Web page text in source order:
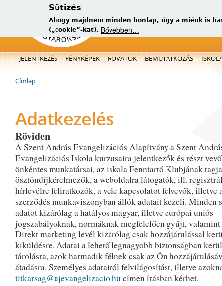
Sütizés
Ahogy majdnem minden honlap, úgy a miénk is
(„cookie”-kat). Bővebben…
új,
Főmenü
JELENTKEZÉS FÉNYKÉPEK ROVATOK BEMUTATKOZÁS
Jelenlegi hely
Címlap
Adatkezelés
Röviden
A Szent András Evangelizációs Alapítvány a Szent
Evangelizációs Iskola kurzusaira jelentkezők és részt
önkéntes munkatársai, az iskola Fenntartó Klubjának
ösztöndíjkérelmezők, a weboldalra látogatók, ill.
hírlevélre feliratkozók, a vele kapcsolatot felvevők, illetve
szerződés munkaviszonyban állók adatait kezeli. Minden
adatot kizárólag a hatályos magyar, illetve európai uniós
jogszabályoknak, normáknak megfelelően gyűjt, valamint
Direkt marketing levél kizárólag csak hozzájárulással
kiküldésre. Adatai a lehető legnagyobb biztonságban
tárolásra, azok harmadik félnek csak az Ön
átadásra. Személyes adatairól felvilágosítást, illetve
titkarsag@ujevangelizacio.hucímen írásban kérhet.